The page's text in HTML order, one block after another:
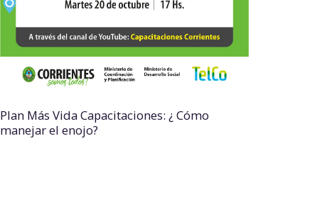
Plan Más Vida Capacitaciones: ¿ Cómo
manejar el enojo?